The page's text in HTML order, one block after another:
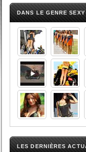
DANS LE GENRE SEXY
LES DERNIÈRES